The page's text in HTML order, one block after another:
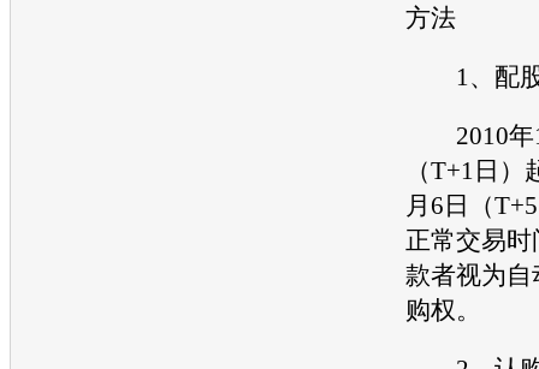
方法
1、配股
2010年
（T+1日）
月6日（
正常交易
款者视为
购权。